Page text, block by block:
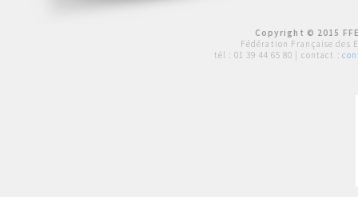
Copyright © 2015
Fédération Française des
tél : 01 39 44 65 80 | contact :